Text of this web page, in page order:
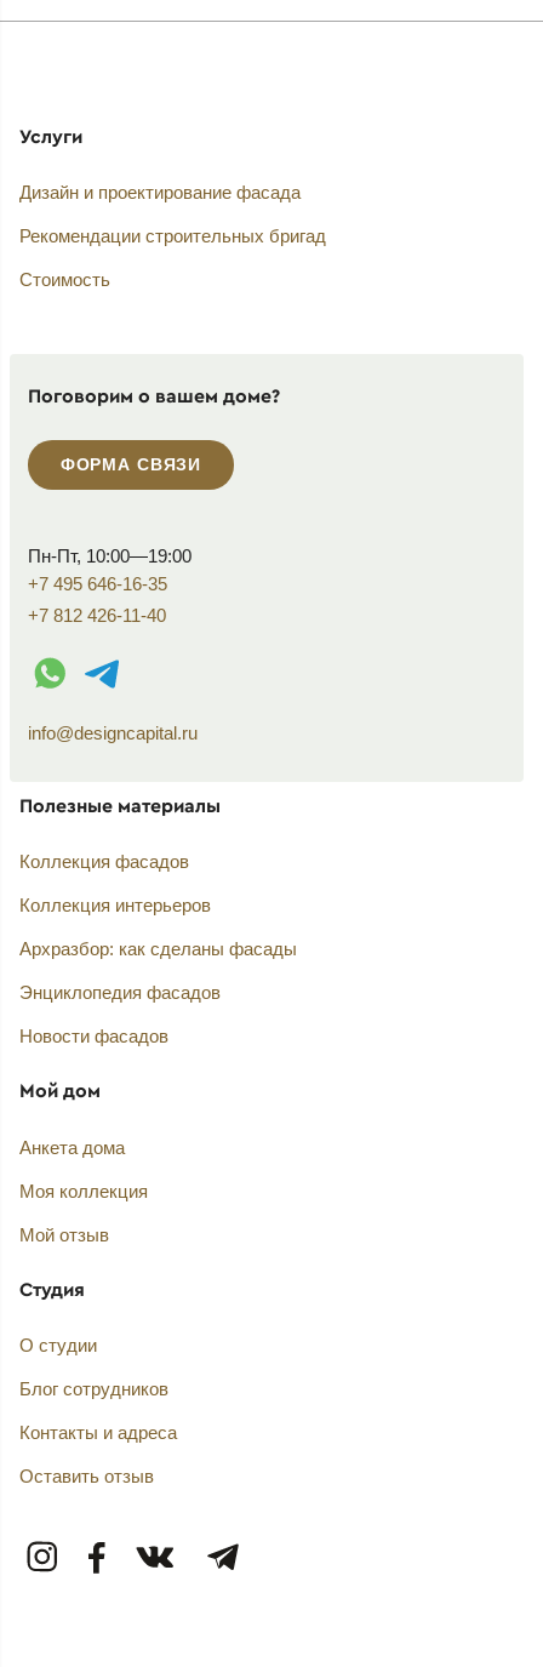
Услуги
Дизайн и проектирование фасада
Рекомендации строительных бригад
Стоимость
Поговорим о вашем доме?
ФОРМА СВЯЗИ
Пн-Пт, 10:00—19:00
+7 495 646-16-35
+7 812 426-11-40
WhatsApp контакт
Telegram контакт
info@designcapital.ru
Полезные материалы
Коллекция фасадов
Коллекция интерьеров
Архразбор: как сделаны фасады
Энциклопедия фасадов
Новости фасадов
Мой дом
Анкета дома
Моя коллекция
Мой отзыв
Студия
О студии
Блог сотрудников
Контакты и адреса
Оставить отзыв